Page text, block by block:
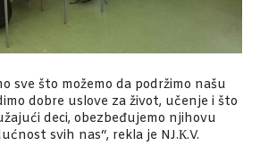
sve što možemo da podržimo našu
dobre uslove za život, učenje i što
deci, obezbeđujemo njihovu
svih nas“, rekla je NJ.К.V.